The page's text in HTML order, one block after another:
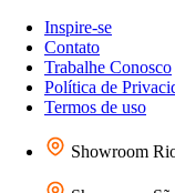
Inspire-se
Contato
Trabalhe Conosco
Política de
Termos de uso
Showroom